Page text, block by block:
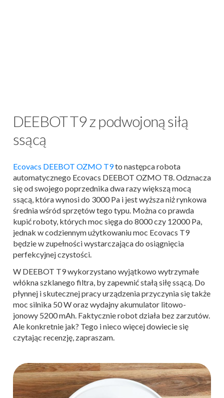
DEEBOT T9 z podwojoną siłą
ssącą
Ecovacs DEEBOT OZMO T9to następca robota
automatycznego Ecovacs DEEBOT OZMO T8. Odznacza
się od swojego poprzednika dwa razy większą mocą
ssącą, która wynosi do 3000 Pa i jest wyższa niż rynkowa
średnia wśród sprzętów tego typu. Można co prawda
kupić roboty, których moc sięga do 8000 czy 12000 Pa,
jednak w codziennym użytkowaniu moc Ecovacs T9
będzie w zupełności wystarczająca do osiągnięcia
perfekcyjnej czystości.
W DEEBOT T9 wykorzystano wyjątkowo wytrzymałe
włókna szklanego filtra, by zapewnić stałą siłę ssącą. Do
płynnej i skutecznej pracy urządzenia przyczynia się także
moc silnika 50 W oraz wydajny akumulator litowo-
jonowy 5200 mAh. Faktycznie robot działa bez zarzutów.
Ale konkretnie jak? Tego i nieco więcej dowiecie się
czytając recenzję, zapraszam.